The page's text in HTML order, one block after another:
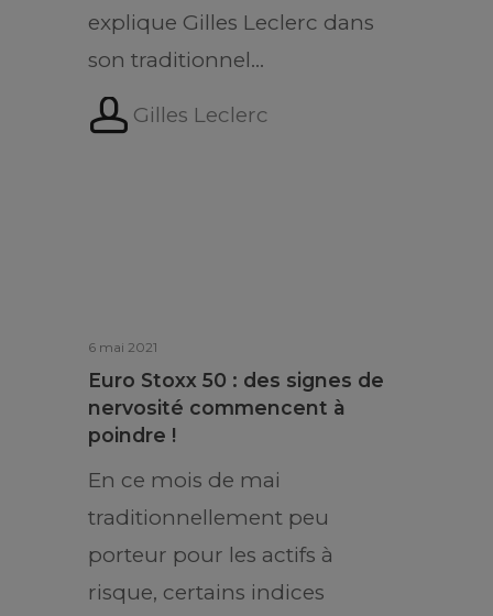
explique Gilles Leclerc dans
son traditionnel…
Gilles Leclerc
6 mai 2021
Euro Stoxx 50 : des signes de
nervosité commencent à
poindre !
En ce mois de mai
traditionnellement peu
porteur pour les actifs à
risque, certains indices